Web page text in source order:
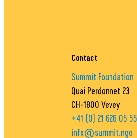
Contact
Summit Foundation
Quai Perdonnet 23
CH-1800 Vevey
+41 (0) 21 626 05 55
info@summit.ngo